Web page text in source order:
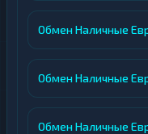
Обмен Наличные
Обмен Наличные
Обмен Наличные